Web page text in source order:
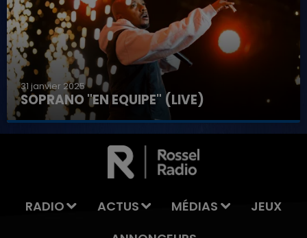
31 janvier 2025
SOPRANO "EN EQUIPE" (LIVE)
RADIO ACTUS MÉDIAS
JEUX